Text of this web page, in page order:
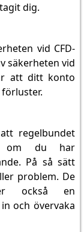
dig.
vid CFD-
säkerheten vid
att ditt konto
regelbundet
om du har
På så sätt
problem. De
också en
och övervaka